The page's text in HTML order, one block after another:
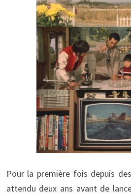
Pour la première fois depuis
attendu deux ans avant de